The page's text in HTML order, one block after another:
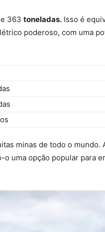
363 toneladas. Isso é
poderoso, com uma
minas de todo o mundo.
uma opção popular para